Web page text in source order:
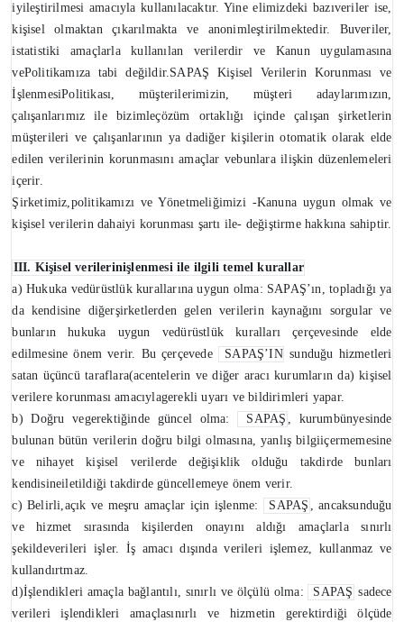
iyileştirilmesi amacıyla kullanılacaktır. Yine elimizdeki bazıveriler ise,
kişisel olmaktan çıkarılmakta ve anonimleştirilmektedir. Buveriler,
istatistiki amaçlarla kullanılan verilerdir ve Kanun uygulamasına
vePolitikamıza tabi değildir.SAPAŞ Kişisel Verilerin Korunması ve
İşlenmesiPolitikası, müşterilerimizin, müşteri adaylarımızın,
çalışanlarımız ile bizimleçözüm ortaklığı içinde çalışan şirketlerin
müşterileri ve çalışanlarının ya dadiğer kişilerin otomatik olarak elde
edilen verilerinin korunmasını amaçlar vebunlara ilişkin düzenlemeleri
içerir.
Şirketimiz,politikamızı ve Yönetmeliğimizi -Kanuna uygun olmak ve
kişisel verilerin dahaiyi korunması şartı ile- değiştirme hakkına sahiptir.
III. Kişisel verilerinişlenmesi ile ilgili temel kurallar
a) Hukuka vedürüstlük kurallarına uygun olma: SAPAŞ’ın, topladığı ya
da kendisine diğerşirketlerden gelen verilerin kaynağını sorgular ve
bunların hukuka uygun vedürüstlük kuralları çerçevesinde elde
edilmesine önem verir. Bu çerçevede
SAPAŞ’IN sunduğu hizmetleri
satan üçüncü taraflara(acentelerin ve diğer aracı kurumların da) kişisel
verilere korunması amacıylagerekli uyarı ve bildirimleri yapar.
b) Doğru vegerektiğinde güncel olma:
SAPAŞ , kurumbünyesinde
bulunan bütün verilerin doğru bilgi olmasına, yanlış bilgiiçermemesine
ve nihayet kişisel verilerde değişiklik olduğu takdirde bunları
kendisineiletildiği takdirde güncellemeye önem verir.
c) Belirli,açık ve meşru amaçlar için işlenme:
SAPAŞ , ancaksunduğu
ve hizmet sırasında kişilerden onayını aldığı amaçlarla sınırlı
şekildeverileri işler. İş amacı dışında verileri işlemez, kullanmaz ve
kullandırtmaz.
d)İşlendikleri amaçla bağlantılı, sınırlı ve ölçülü olma:
SAPAŞ sadece
verileri işlendikleri amaçlasınırlı ve hizmetin gerektirdiği ölçüde